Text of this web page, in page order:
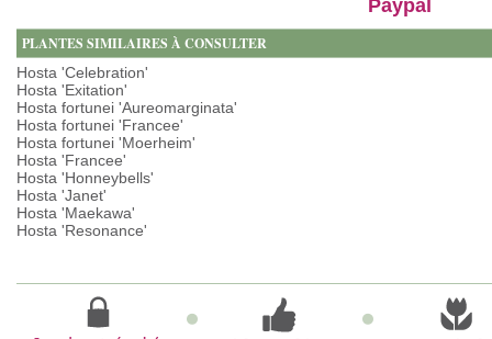
Paypal
PLANTES SIMILAIRES À CONSULTER
Hosta 'Celebration'
Hosta 'Exitation'
Hosta fortunei 'Aureomarginata'
Hosta fortunei 'Francee'
Hosta fortunei 'Moerheim'
Hosta 'Francee'
Hosta 'Honneybells'
Hosta 'Janet'
Hosta 'Maekawa'
Hosta 'Resonance'